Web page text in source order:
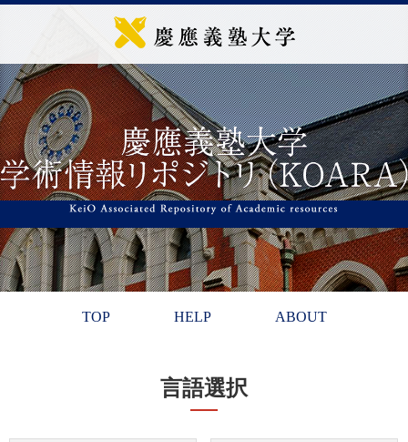
TOP HELP ABOUT
言語選択